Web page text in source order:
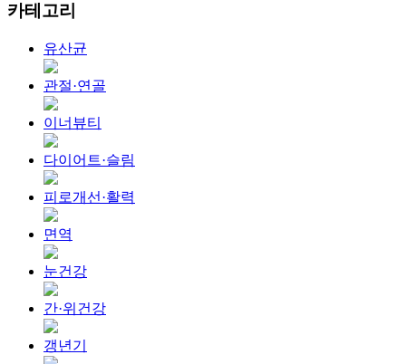
카테고리
유산균
관절·연골
이너뷰티
다이어트·슬림
피로개선·활력
면역
눈건강
간·위건강
갱년기